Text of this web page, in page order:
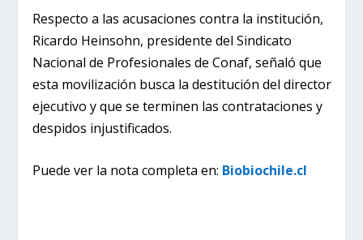
Respecto a las acusaciones contra la institución,
Ricardo Heinsohn, presidente del Sindicato
Nacional de Profesionales de Conaf, señaló que
esta movilización busca la destitución del director
ejecutivo y que se terminen las contrataciones y
despidos injustificados.
Puede ver la nota completa en: Biobiochile.cl